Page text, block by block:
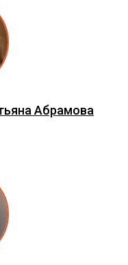
Абрамова